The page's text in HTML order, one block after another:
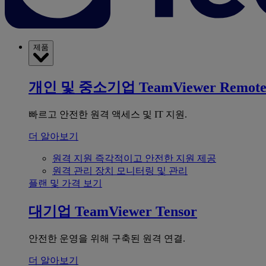
제품
개인 및 중소기업 TeamViewer Remote
빠르고 안전한 원격 액세스 및 IT 지원.
더 알아보기
원격 지원 즉각적이고 안전한 지원 제공
원격 관리 장치 모니터링 및 관리
플랜 및 가격 보기
대기업 TeamViewer Tensor
안전한 운영을 위해 구축된 원격 연결.
더 알아보기